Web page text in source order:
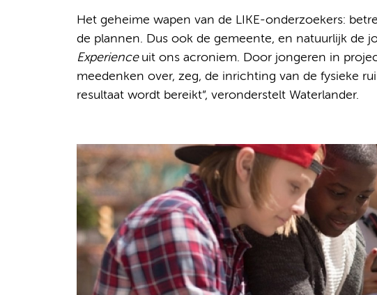
Het geheime wapen van de LIKE-onderzoekers:
de plannen. Dus ook de gemeente, en natuurlijk de
Experience uit ons acroniem. Door jongeren in
meedenken over, zeg, de inrichting van de fysieke
resultaat wordt bereikt”, veronderstelt Waterlander.